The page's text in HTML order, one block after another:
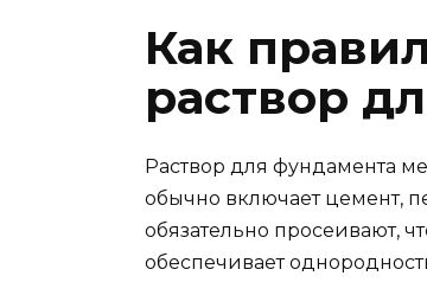
Как
раствор
Раствор для фундамента
обычно включает цемент,
обязательно просеивают,
обеспечивает